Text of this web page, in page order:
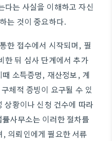
다는 사실을 이해하고 자신
는 것이 중요하다.
한 접수에서 시작되며, 필
한 뒤 심사 단계에서 추가
소득증명, 재산정보, 계
체적 증빙이 요구될 수 있
상황이나 신청 건수에 따라
사무소는 이러한 절차를
의뢰인에게 필요한 서류